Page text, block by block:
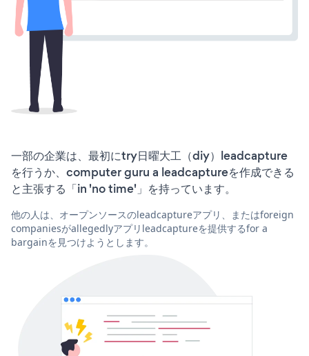
一部の企業は、最初にtry日曜大工（diy）leadcapture
を行うか、computer guru a leadcaptureを作成できる
と主張する「in 'no time'」を持っています。
他の人は、オープンソースのleadcaptureアプリ、またはforeign
companiesがallegedlyアプリleadcaptureを提供するfor a
bargainを見つけようとします。